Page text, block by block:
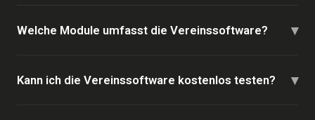
Welche Module umfasst die Vereinssoftware? ▾
Kann ich die Vereinssoftware kostenlos testen? ▾